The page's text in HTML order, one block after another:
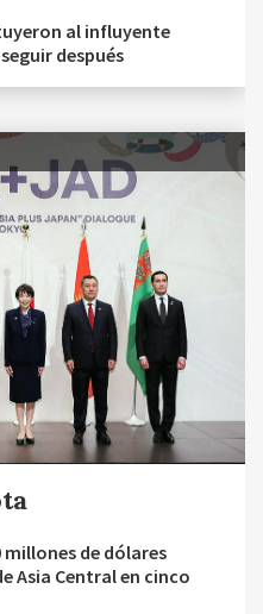
al influyente
después
de dólares
Asia Central en cinco